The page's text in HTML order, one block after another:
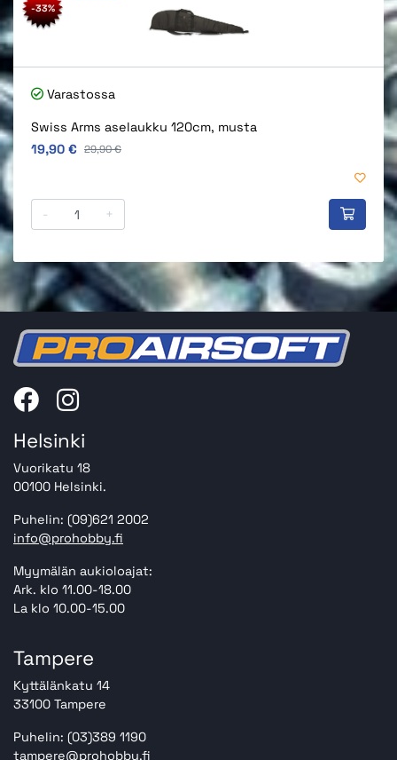
-33%
Varastossa
Swiss Arms aselaukku 120cm, musta
Alkuperäinen hinta
19,90 € Alkuperäinen hinta
29,90 €
- +
Helsinki
Vuorikatu 18
00100 Helsinki.
Puhelin: (09)621 2002
info@prohobby.fi
Myymälän aukioloajat:
Ark. klo 11.00-18.00
La klo 10.00-15.00
Tampere
Kyttälänkatu 14
33100 Tampere
Puhelin: (03)389 1190
tampere@prohobby.fi